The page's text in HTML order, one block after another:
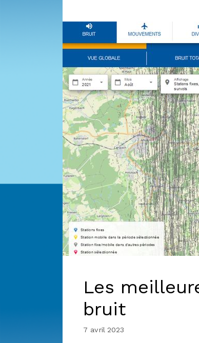
Les
bruit
7 avril 2023